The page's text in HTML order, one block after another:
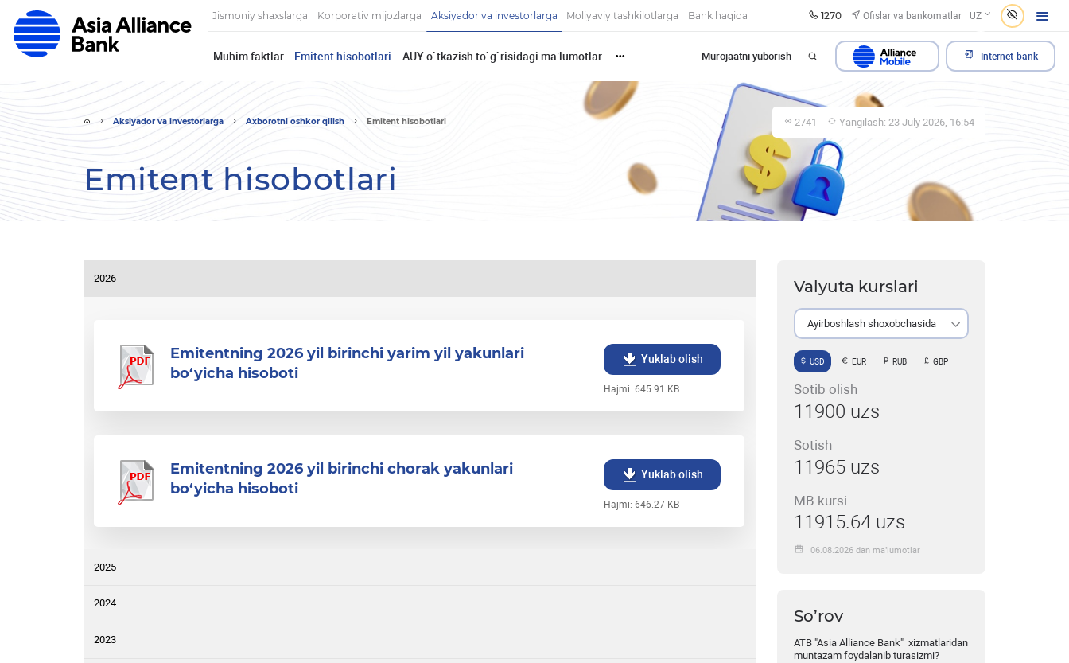
Jismoniy shaxslarga Korporativ mijozlarga Aksiyador va investorlarga Moliyaviy tashkilotlarga Bank haqida 1270 Ofislar va bankomatlar UZ
Muhim faktlar Emitent hisobotlari AUY o`tkazish to`g`risidagi ma’lumotlar ••• Murojaatni yuborish Internet-bank
Aksiyador va investorlarga Axborotni oshkor qilish Emitent hisobotlari 2741 Yangilash: 23 July 2026, 16:54
Emitent hisobotlari
2026
Emitentning 2026 yil birinchi yarim yil yakunlari
bo‘yicha hisoboti
Yuklab olish
Hajmi: 645.91 KB
Emitentning 2026 yil birinchi chorak yakunlari
bo‘yicha hisoboti
Yuklab olish
Hajmi: 646.27 KB
2025
2024
2023
Valyuta kurslari
Ayirboshlash shoxobchasida
USD EUR RUB GBP
Sotib olish
11900 uzs
Sotish
11965 uzs
MB kursi
11915.64 uzs
06.08.2026 dan ma’lumotlar
So’rov
ATB "Asia Alliance Bank" xizmatlaridan
muntazam foydalanib turasizmi?